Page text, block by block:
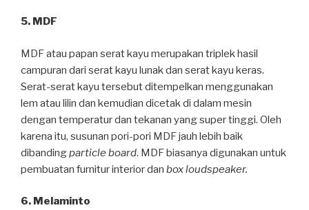
5. MDF
MDF atau papan serat kayu merupakan triplek hasil
campuran dari serat kayu lunak dan serat kayu keras.
Serat-serat kayu tersebut ditempelkan menggunakan
lem atau lilin dan kemudian dicetak di dalam mesin
dengan temperatur dan tekanan yang super tinggi. Oleh
karena itu, susunan pori-pori MDF jauh lebih baik
dibandingparticle board. MDF biasanya digunakan untuk
pembuatan furnitur interior dan box loudspeaker.
6. Melaminto